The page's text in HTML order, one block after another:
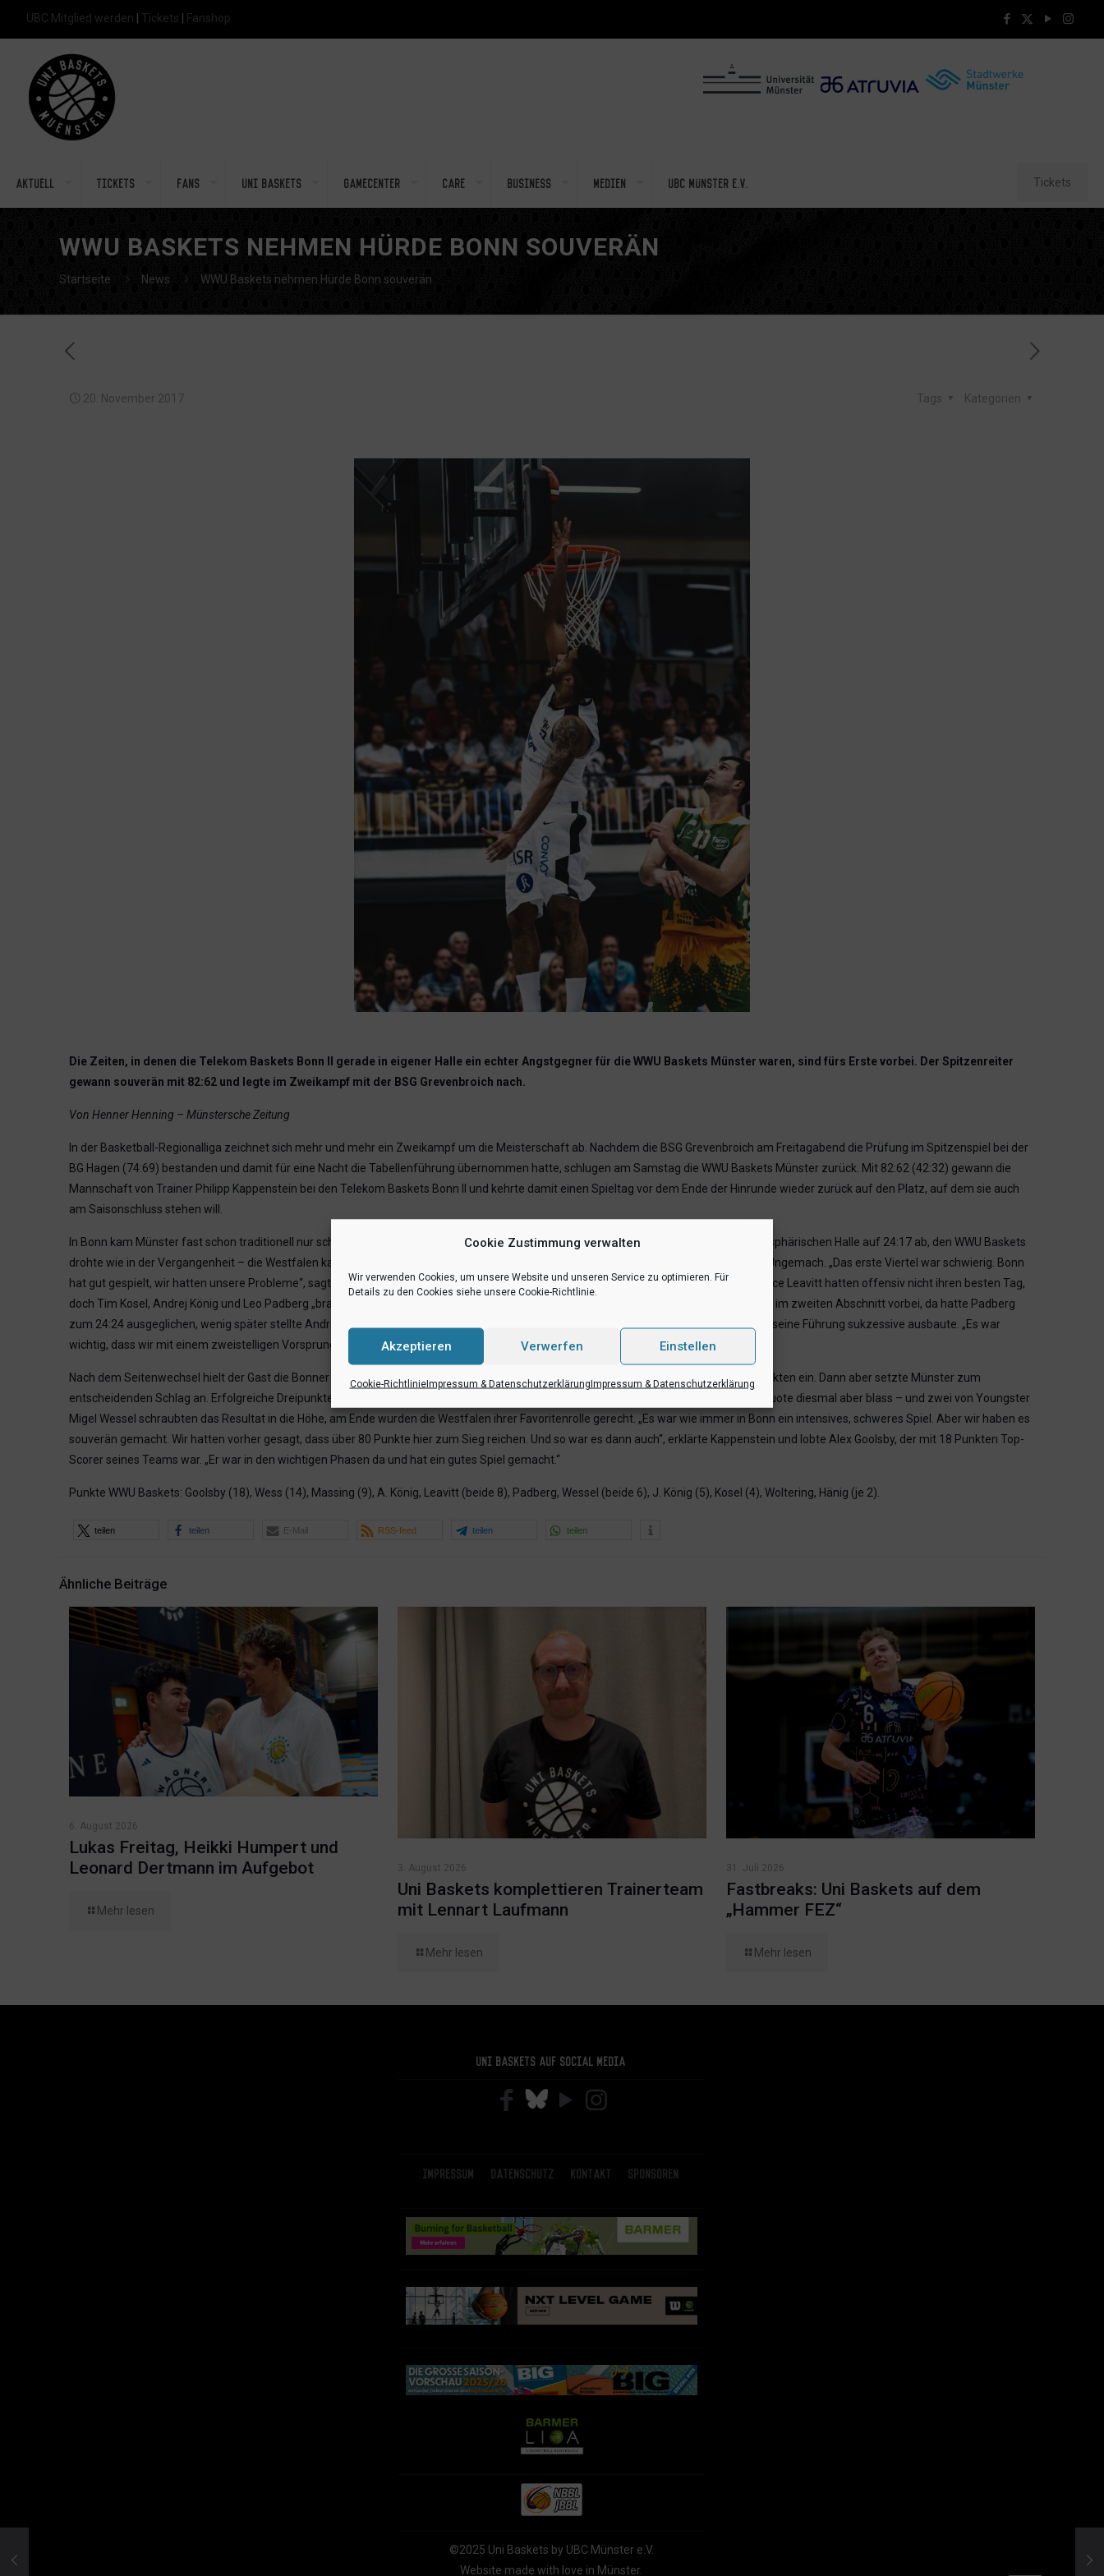
Cookie Zustimmung verwalten
Wir verwenden Cookies, um unsere Website und unseren Service zu optimieren. Für
Details zu den Cookies siehe unsere Cookie-Richtlinie.
Akzeptieren Verwerfen Einstellen
Cookie-RichtlinieImpressum & DatenschutzerklärungImpressum & Datenschutzerklärung
UBC Mitglied werden Tickets Fanshop
Aktuell Tickets Fans Uni Baskets Gamecenter Care Business Medien UBC Münster e.V. Tickets
WWU BASKETS NEHMEN HÜRDE BONN SOUVERÄN
Startseite News WWU Baskets nehmen Hürde Bonn souverän
20. November 2017 Kategorien
Tags
Die Zeiten, in denen die Telekom Baskets Bonn II gerade in eigener Halle ein echter Angstgegner für die WWU Baskets Münster waren, sind fürs Erste vorbei. Der Spitzenreiter
gewann souverän mit 82:62 und legte im Zweikampf mit der BSG Grevenbroich nach.
Von Henner Henning – Münstersche Zeitung
In der Basketball-Regionalliga zeichnet sich mehr und mehr ein Zweikampf um die Meisterschaft ab. Nachdem die BSG Grevenbroich am Freitagabend die Prüfung im Spitzenspiel bei der
BG Hagen (74:69) bestanden und damit für eine Nacht die Tabellenführung übernommen hatte, schlugen am Samstag die WWU Baskets Münster zurück. Mit 82:62 (42:32) gewann die
Mannschaft von Trainer Philipp Kappenstein bei den Telekom Baskets Bonn II und kehrte damit einen Spieltag vor dem Ende der Hinrunde wieder zurück auf den Platz, auf dem sie auch
am Saisonschluss stehen will.
In Bonn kam Münster fast schon traditionell nur schleppend in die Partie. Von 12:10 setzte sich der Gastgeber in der kleinen, wenig atmosphärischen Halle auf 24:17 ab, den WWU Baskets
drohte wie in der Vergangenheit – die Westfalen kassierten bereits zwei Mal am Rhein empfindliche Niederlagen im Aufstiegsrennen – Ungemach. „Das erste Viertel war schwierig. Bonn
hat gut gespielt, wir hatten unsere Probleme“, sagte Kappenstein, der sich aber auf die Tiefe der Bank verlassen kann. Jan König und Bryce Leavitt hatten offensiv nicht ihren besten Tag,
doch Tim Kosel, Andrej König und Leo Padberg „brachten Aggressivität und Schwung“ (Kappenstein) ins Spiel. Keine zwei Minuten waren im zweiten Abschnitt vorbei, da hatte Padberg
zum 24:24 ausgeglichen, wenig später stellte Andrej König mit fünf Zählern in Serie auf 33:28. Nun lief es bei Münster, das bis zur Pause seine Führung sukzessive ausbaute. „Es war
wichtig, dass wir mit einem zweistelligen Vorsprung in die Pause gegangen sind“, sagte Kappenstein.
Nach dem Seitenwechsel hielt der Gast die Bonner auf Distanz, das Polster pendelte sich bis zur 35. Minute in dem Bereich von zehn Punkten ein. Dann aber setzte Münster zum
entscheidenden Schlag an. Erfolgreiche Dreipunkte-Würfe von Stefan Wess, Jan König – der Kapitän blieb mit nur 14,3 Prozent Trefferquote diesmal aber blass – und zwei von Youngster
Migel Wessel schraubten das Resultat in die Höhe, am Ende wurden die Westfalen ihrer Favoritenrolle gerecht. „Es war wie immer in Bonn ein intensives, schweres Spiel. Aber wir haben es
souverän gemacht. Wir hatten vorher gesagt, dass über 80 Punkte hier zum Sieg reichen. Und so war es dann auch“, erklärte Kappenstein und lobte Alex Goolsby, der mit 18 Punkten Top-
Scorer seines Teams war. „Er war in den wichtigen Phasen da und hat ein gutes Spiel gemacht.“
Punkte WWU Baskets: Goolsby (18), Wess (14), Massing (9), A. König, Leavitt (beide 8), Padberg, Wessel (beide 6), J. König (5), Kosel (4), Woltering, Hänig (je 2).
teilen teilen E-Mail RSS-feed teilen teilen
Ähnliche Beiträge
6. August 2026
Lukas Freitag, Heikki Humpert und
Leonard Dertmann im Aufgebot
Mehr lesen
3. August 2026
Uni Baskets komplettieren Trainerteam
mit Lennart Laufmann
Mehr lesen
31. Juli 2026
Fastbreaks: Uni Baskets auf dem
„Hammer FEZ“
Mehr lesen
Uni Baskets auf Social Media
Impressum Datenschutz Kontakt Sponsoren
©2025 Uni Baskets by UBC Münster e.V.
Website made with love in Münster.